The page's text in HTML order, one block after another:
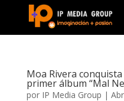
Moa Rivera
primer álbum “Mal
por IP Media Group |